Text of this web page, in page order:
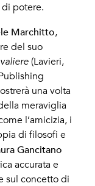
potere.
Marchitto,
del suo
(Lavieri,
una volta
meraviglia
l’amicizia, i
di filosofi e
Gancitano
accurata e
sul concetto di